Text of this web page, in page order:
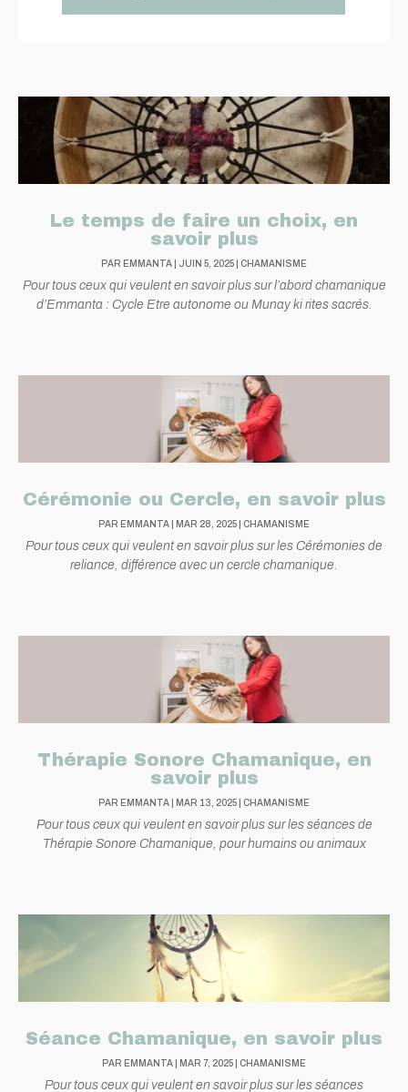
Le temps de faire un choix, en
savoir plus
PAR EMMANTA JUIN 5, 2025 CHAMANISME
Pour tous ceux qui veulent en savoir plus sur l’abord chamanique
d’Emmanta : Cycle Etre autonome ou Munay ki rites sacrés.
Cérémonie ou Cercle, en savoir plus
PAR EMMANTA MAR 28, 2025 CHAMANISME
Pour tous ceux qui veulent en savoir plus sur les Cérémonies de
reliance, différence avec un cercle chamanique.
Thérapie Sonore Chamanique, en
savoir plus
PAR EMMANTA MAR 13, 2025 CHAMANISME
Pour tous ceux qui veulent en savoir plus sur les séances de
Thérapie Sonore Chamanique, pour humains ou animaux
Séance Chamanique, en savoir plus
PAR EMMANTA MAR 7, 2025 CHAMANISME
Pour tous ceux qui veulent en savoir plus sur les séances